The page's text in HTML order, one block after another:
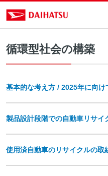
循環型社会の構築
基本的な考え方 / 2025年に向
製品設計段階での自動車リサイ
使用済自動車のリサイクルの取